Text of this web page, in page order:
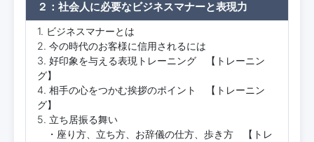
２：社会人に必要なビジネスマナーと表現力
1. ビジネスマナーとは
2. 今の時代のお客様に信用されるには
3. 好印象を与える表現トレーニング 【トレーニン
グ】
4. 相手の心をつかむ挨拶のポイント 【トレーニン
グ】
5. 立ち居振る舞い
・座り方、立ち方、お辞儀の仕方、歩き方 【トレ